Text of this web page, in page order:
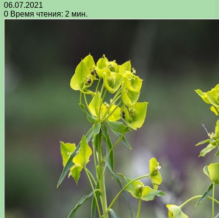
06.07.2021
0 Время чтения: 2 мин.